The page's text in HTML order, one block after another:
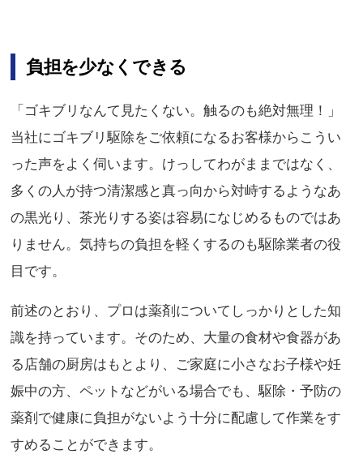
負担を少なくできる
「ゴキブリなんて見たくない。触るのも絶対無理！」
当社にゴキブリ駆除をご依頼になるお客様からこうい
った声をよく伺います。けっしてわがままではなく、
多くの人が持つ清潔感と真っ向から対峙するようなあ
の黒光り、茶光りする姿は容易になじめるものではあ
りません。気持ちの負担を軽くするのも駆除業者の役
目です。
前述のとおり、プロは薬剤についてしっかりとした知
識を持っています。そのため、大量の食材や食器があ
る店舗の厨房はもとより、ご家庭に小さなお子様や妊
娠中の方、ペットなどがいる場合でも、駆除・予防の
薬剤で健康に負担がないよう十分に配慮して作業をす
すめることができます。